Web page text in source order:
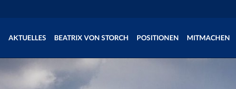
AKTUELLES BEATRIX VON STORCH POSITIONEN MITMACHEN